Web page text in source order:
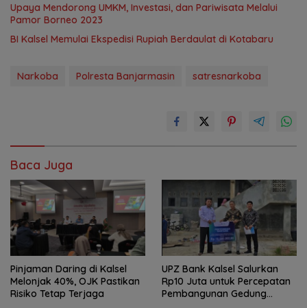
Upaya Mendorong UMKM, Investasi, dan Pariwisata Melalui
Pamor Borneo 2023
BI Kalsel Memulai Ekspedisi Rupiah Berdaulat di Kotabaru
Narkoba Polresta Banjarmasin satresnarkoba
Baca Juga
Pinjaman Daring di Kalsel
Melonjak 40%, OJK Pastikan
Risiko Tetap Terjaga
UPZ Bank Kalsel Salurkan
Rp10 Juta untuk Percepatan
Pembangunan Gedung